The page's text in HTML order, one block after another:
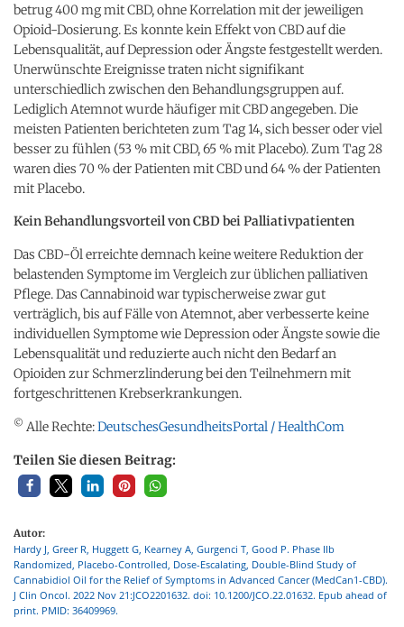
betrug 400 mg mit CBD, ohne Korrelation mit der jeweiligen
Opioid-Dosierung. Es konnte kein Effekt von CBD auf die
Lebensqualität, auf Depression oder Ängste festgestellt werden.
Unerwünschte Ereignisse traten nicht signifikant
unterschiedlich zwischen den Behandlungsgruppen auf.
Lediglich Atemnot wurde häufiger mit CBD angegeben. Die
meisten Patienten berichteten zum Tag 14, sich besser oder viel
besser zu fühlen (53 % mit CBD, 65 % mit Placebo). Zum Tag 28
waren dies 70 % der Patienten mit CBD und 64 % der Patienten
mit Placebo.
Kein Behandlungsvorteil von CBD bei Palliativpatienten
Das CBD-Öl erreichte demnach keine weitere Reduktion der
belastenden Symptome im Vergleich zur üblichen palliativen
Pflege. Das Cannabinoid war typischerweise zwar gut
verträglich, bis auf Fälle von Atemnot, aber verbesserte keine
individuellen Symptome wie Depression oder Ängste sowie die
Lebensqualität und reduzierte auch nicht den Bedarf an
Opioiden zur Schmerzlinderung bei den Teilnehmern mit
fortgeschrittenen Krebserkrankungen.
© Alle Rechte:DeutschesGesundheitsPortal / HealthCom
Teilen Sie diesen Beitrag:
Autor:
Hardy J, Greer R, Huggett G, Kearney A, Gurgenci T, Good P. Phase IIb
Randomized, Placebo-Controlled, Dose-Escalating, Double-Blind Study of
Cannabidiol Oil for the Relief of Symptoms in Advanced Cancer (MedCan1-CBD).
J Clin Oncol. 2022 Nov 21:JCO2201632. doi: 10.1200/JCO.22.01632. Epub ahead of
print. PMID: 36409969.